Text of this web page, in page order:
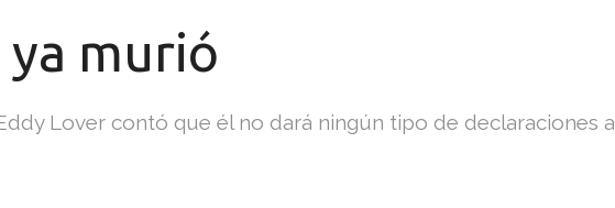
ya murió
Lover contó que él no dará ningún tipo de declaraciones a